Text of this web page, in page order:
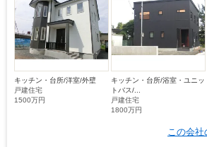
キッチン・台所/洋室/外壁
戸建住宅
1500万円
キッチン・台所/浴室・ユニッ
トバス/...
戸建住宅
1800万円
この会社